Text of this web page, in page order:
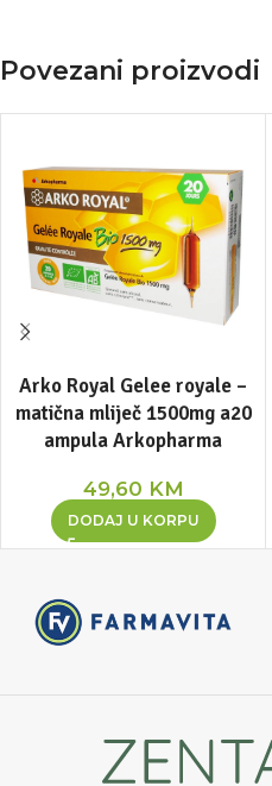
Povezani proizvodi
Arko Royal Gelee royale –
matična mliječ 1500mg a20
ampula Arkopharma
49,60 KM
DODAJ U KORPU